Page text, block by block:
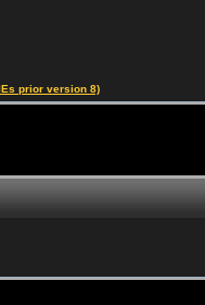
prior version 8)